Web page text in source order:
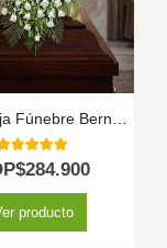
Cubre Caja Fúnebre Bernardita: Un Manto de Paz y Amor 🕊️
out of 5
284.900
producto